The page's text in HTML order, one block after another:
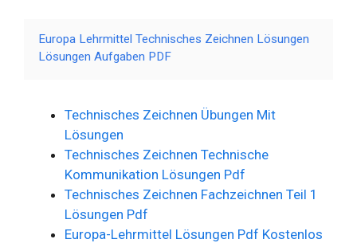
Europa Lehrmittel Technisches Zeichnen Lösungen
Lösungen Aufgaben PDF
Technisches Zeichnen Übungen Mit
Lösungen
Technisches Zeichnen Technische
Kommunikation Lösungen Pdf
Technisches Zeichnen Fachzeichnen Teil 1
Lösungen Pdf
Europa-Lehrmittel Lösungen Pdf Kostenlos